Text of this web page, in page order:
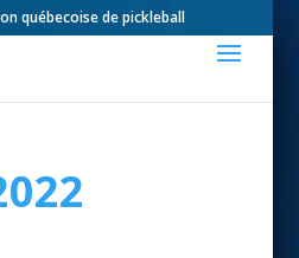
québecoise de pickleball